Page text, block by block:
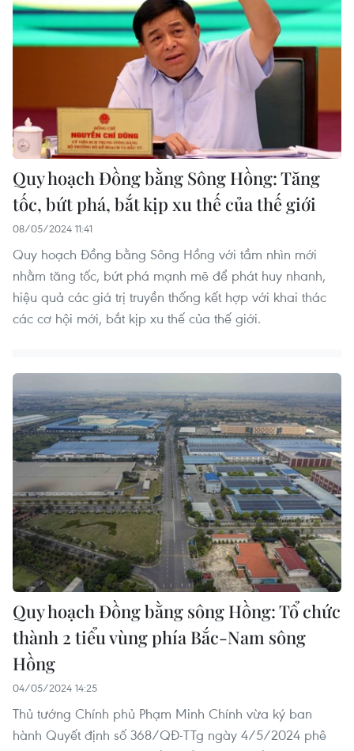
Quy hoạch Đồng bằng Sông Hồng: Tăng
tốc, bứt phá, bắt kịp xu thế của thế giới
08/05/2024 11:41
Quy hoạch Đồng bằng Sông Hồng với tầm nhìn mới
nhằm tăng tốc, bứt phá mạnh mẽ để phát huy nhanh,
hiệu quả các giá trị truyền thống kết hợp với khai thác
các cơ hội mới, bắt kịp xu thế của thế giới.
Quy hoạch Đồng bằng sông Hồng: Tổ chức
thành 2 tiểu vùng phía Bắc-Nam sông
Hồng
04/05/2024 14:25
Thủ tướng Chính phủ Phạm Minh Chính vừa ký ban
hành Quyết định số 368/QĐ-TTg ngày 4/5/2024 phê